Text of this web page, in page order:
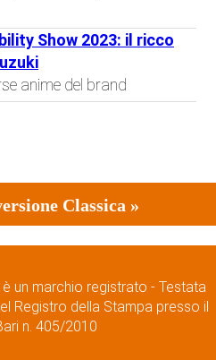
Show 2023: il ricco
anime del brand
Classica »
un marchio registrato - Testata
Registro della Stampa presso il
n. 405/2010